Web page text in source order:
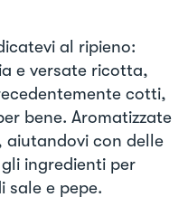
al ripieno:
e versate ricotta,
cotti,
bene. Aromatizzate
aiutandovi con delle
ingredienti per
sale e pepe.